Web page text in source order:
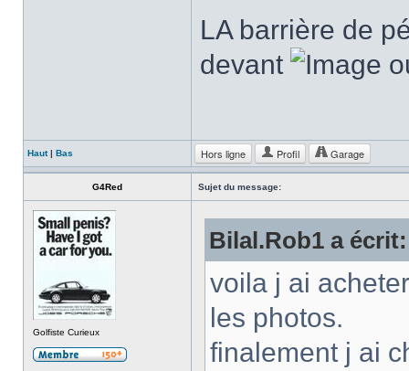
LA barrière de
devant
Haut| Bas Hors ligne Profil Garage
G4Red Sujet du message:
Golfiste Curieux
Bilal.Rob1 a écrit:
voila j ai
les photos.
finalement j ai